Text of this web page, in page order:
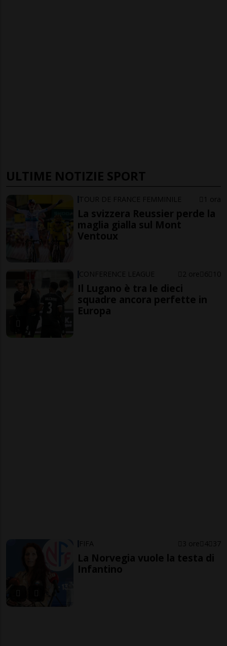
ULTIME NOTIZIE SPORT
TOUR DE FRANCE FEMMINILE 1 ora
La svizzera Reussier perde la
maglia gialla sul Mont
Ventoux
CONFERENCE LEAGUE 2 ore 6 10
Il Lugano è tra le dieci
squadre ancora perfette in
Europa
FIFA 3 ore 4 37
La Norvegia vuole la testa di
Infantino